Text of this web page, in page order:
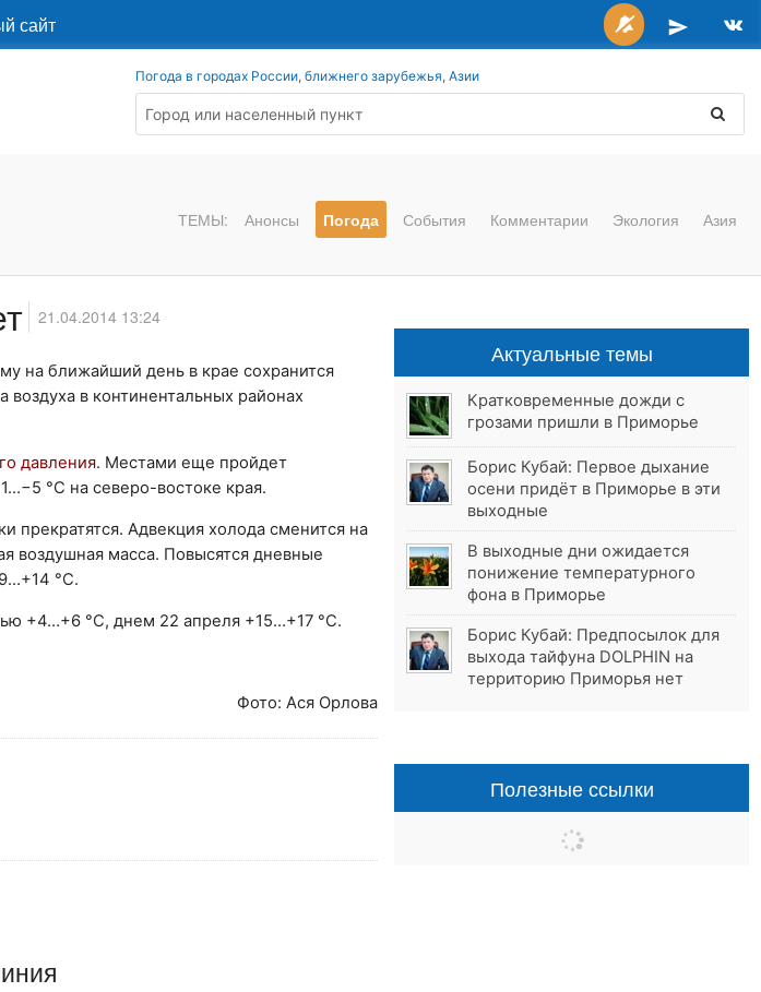
сайт
Погода в городах России, ближнего зарубежья, Азии
ТЕМЫ: Анонсы Погода События Комментарии Экология Азия
21.04.2014 13:24
на ближайший день в крае сохранится
воздуха в континентальных районах
давления. Местами еще пройдет
°С на северо-востоке края.
прекратятся. Адвекция холода сменится на
воздушная масса. Повысятся дневные
°С.
+4…+6 °С, днем 22 апреля +15…+17 °С.
Фото: Ася Орлова
Актуальные темы
Кратковременные дожди с
грозами пришли в Приморье
Борис Кубай: Первое дыхание
осени придёт в Приморье в эти
выходные
В выходные дни ожидается
понижение температурного
фона в Приморье
Борис Кубай: Предпосылок для
выхода тайфуна DOLPHIN на
территорию Приморья нет
Полезные ссылки